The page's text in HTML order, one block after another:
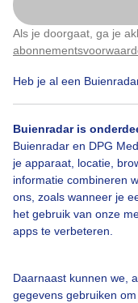
Als je doorgaat, ga je
Heb je al een
Buienradar is
Buienradar en DPG
je apparaat, locatie,
informatie combineren
ons, zoals wanneer je
het gebruik van onze
apps te verbeteren.
Daarnaast kunnen we,
gegevens gebruiken
Blauwelucht
Bekijk slideshow
Klik